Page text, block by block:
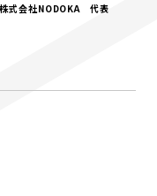
式会社NODOKA 代表